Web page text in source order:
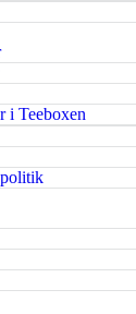
i Teeboxen